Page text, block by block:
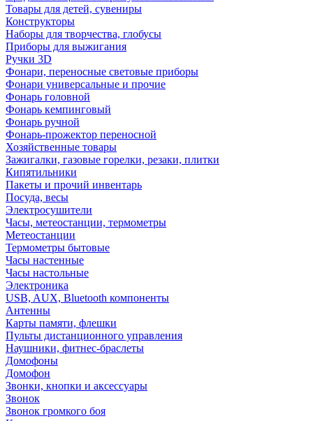
Товары для детей, сувениры
Конструкторы
Наборы для творчества, глобусы
Приборы для выжигания
Ручки 3D
Фонари, переносные световые приборы
Фонари универсальные и прочие
Фонарь головной
Фонарь кемпинговый
Фонарь ручной
Фонарь-прожектор переносной
Хозяйственные товары
Зажигалки, газовые горелки, резаки, плитки
Кипятильники
Пакеты и прочий инвентарь
Посуда, весы
Электросушители
Часы, метеостанции, термометры
Метеостанции
Термометры бытовые
Часы настенные
Часы настольные
Электроника
USB, AUX, Bluetooth компоненты
Антенны
Карты памяти, флешки
Пульты дистанционного управления
Наушники, фитнес-браслеты
Домофоны
Домофон
Звонки, кнопки и аксессуары
Звонок
Звонок громкого боя